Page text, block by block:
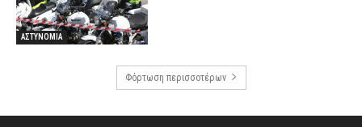
ΑΣΤΥΝΟΜΙΑ
Φόρτωση περισσοτέρων